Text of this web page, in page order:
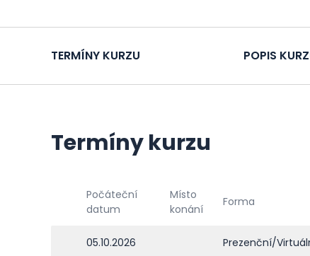
TERMÍNY KURZU POPIS
Termíny kurzu
Počáteční
datum
Místo
konání
Forma
05.10.2026 Prezenční/